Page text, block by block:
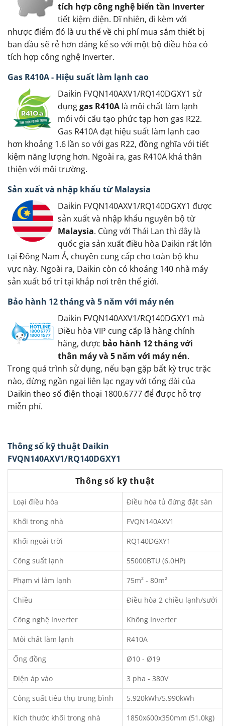
tích hợp công nghệ biến tần Inverter
tiết kiệm điện. Dĩ nhiên, đi kèm với
nhược điểm đó là ưu thế về chi phí mua sắm thiết bị
ban đầu sẽ rẻ hơn đáng kể so với một bộ điều hòa có
tích hợp công nghệ Inverter.
Gas R410A - Hiệu suất làm lạnh cao
Daikin FVQN140AXV1/RQ140DGXY1 sử
dụnggas R410A là môi chất làm lạnh
mới với cấu tạo phức tạp hơn gas R22.
Gas R410A đạt hiệu suất làm lạnh cao
hơn khoảng 1.6 lần so với gas R22, đồng nghĩa với tiết
kiệm năng lượng hơn. Ngoài ra, gas R410A khá thân
thiện với môi trường.
Sản xuất và nhập khẩu từ Malaysia
Daikin FVQN140AXV1/RQ140DGXY1 được
sản xuất và nhập khẩu nguyên bộ từ
Malaysia. Cùng với Thái Lan thì đây là
quốc gia sản xuất điều hòa Daikin rất lớn
tại Đông Nam Á, chuyên cung cấp cho toàn bộ khu
vực này. Ngoài ra, Daikin còn có khoảng 140 nhà máy
sản xuất bố trí tại khắp nơi trên thế giới.
Bảo hành 12 tháng và 5 năm với máy nén
Daikin FVQN140AXV1/RQ140DGXY1 mà
Điều hòa VIP cung cấp là hàng chính
hãng, được bảo hành 12 tháng với
thân máy và 5 năm với máy nén.
Trong quá trình sử dụng, nếu bạn gặp bất kỳ trục trặc
nào, đừng ngần ngại liên lạc ngay với tổng đài của
Daikin theo số điện thoại 1800.6777 để được hỗ trợ
miễn phí.
Thông số kỹ thuật Daikin
FVQN140AXV1/RQ140DGXY1
Thông số kỹ thuật
Loại điều hòa Điều hòa tủ đứng đặt sàn
Khối trong nhà FVQN140AXV1
Khối ngoài trời RQ140DGXY1
Công suất lạnh 55000BTU (6.0HP)
Phạm vi làm lạnh 75m² - 80m²
Chiều Điều hòa 2 chiều lạnh/sưởi
Công nghệ Inverter Không Inverter
Môi chất làm lạnh R410A
Ống đồng Ø10 - Ø19
Điện áp vào 3 pha - 380V
Công suất tiêu thụ trung bình 5.920kWh/5.990kWh
Kích thước khối trong nhà 1850x600x350mm (51.0kg)